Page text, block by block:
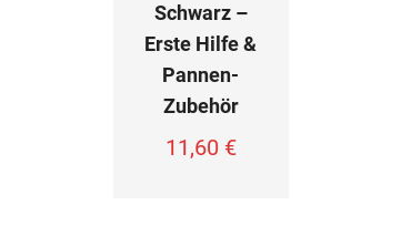
Schwarz –
Erste Hilfe &
Pannen-
Zubehör
11,60 €